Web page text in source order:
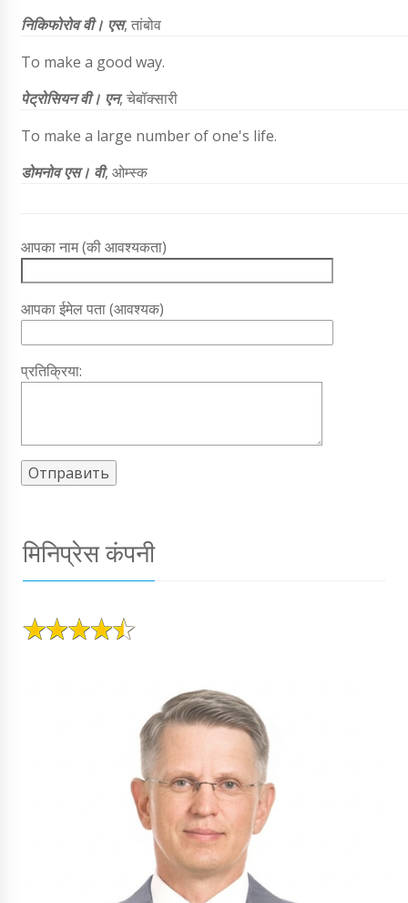
निकिफोरोव वी। एस, तांबोव
To make a good way.
पेट्रोसियन वी। एन, चेबॉक्सारी
To make a large number of one's life.
डोमनोव एस। वी, ओम्स्क
आपका नाम (की आवश्यकता)
आपका ईमेल पता (आवश्यक)
प्रतिक्रिया:
मिनिप्रेस कंपनी